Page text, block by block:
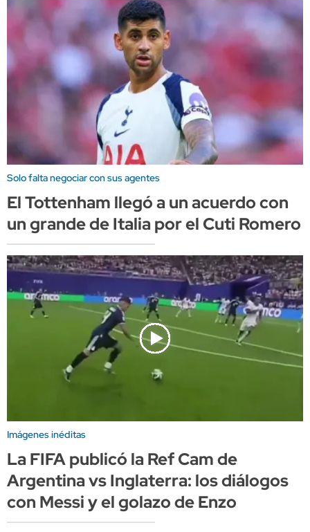
Solo falta negociar con sus agentes
El Tottenham llegó a un acuerdo con
un grande de Italia por el Cuti Romero
Imágenes inéditas
La FIFA publicó la Ref Cam de
Argentina vs Inglaterra: los diálogos
con Messi y el golazo de Enzo